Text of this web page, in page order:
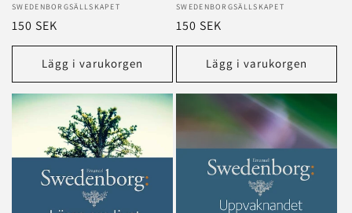
Säljare:
SWEDENBORGSÄLLSKAPET
Ordinarie
pris
150 SEK
Lägg i varukorgen
Säljare:
SWEDENBORGSÄLLSKAPET
Ordinarie
pris
150 SEK
Lägg i varukorgen